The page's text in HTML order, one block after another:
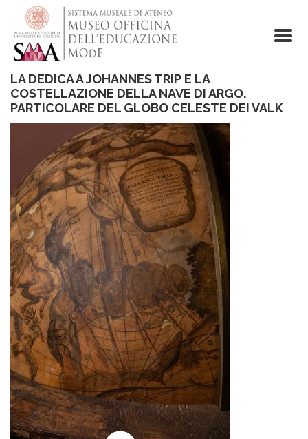
contenuto
principale
LA DEDICA A JOHANNES TRIP E LA
COSTELLAZIONE DELLA NAVE DI ARGO.
PARTICOLARE DEL GLOBO CELESTE DEI VALK